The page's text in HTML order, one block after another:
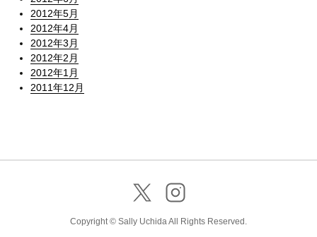
2012年5月
2012年4月
2012年3月
2012年2月
2012年1月
2011年12月
Copyright © Sally Uchida All Rights Reserved.